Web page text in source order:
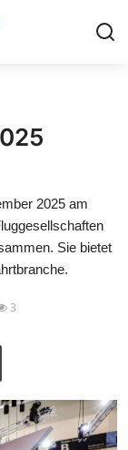
2025 am
Sie bietet
3